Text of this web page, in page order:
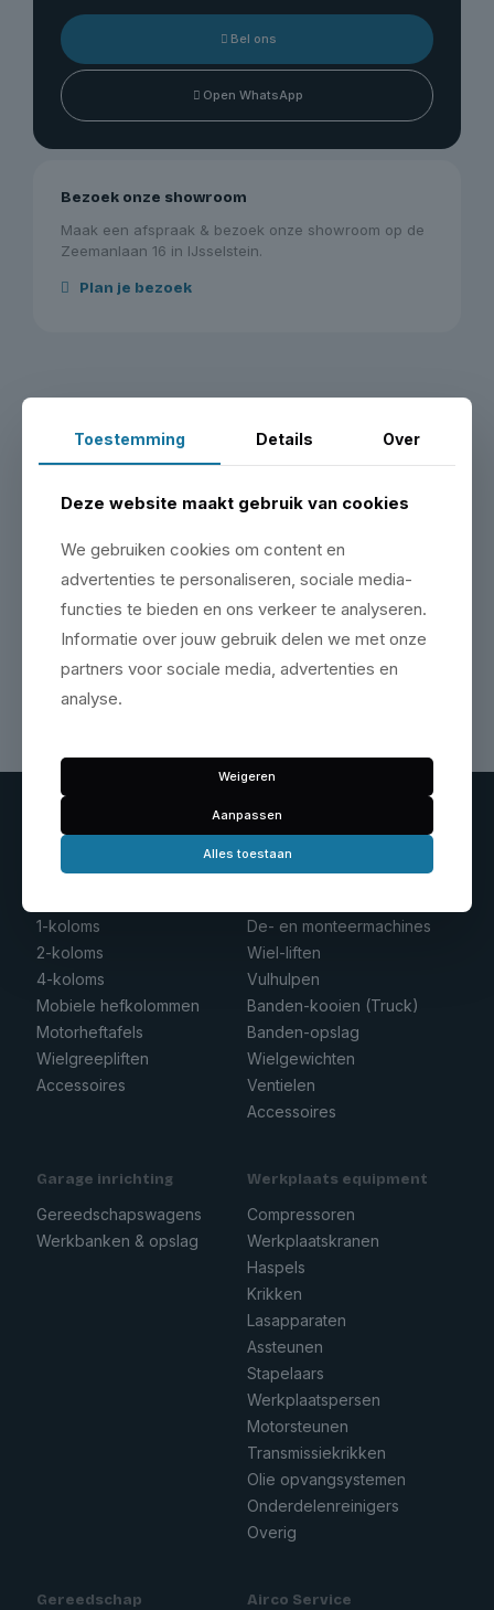
Bel ons
Open WhatsApp
Bezoek onze showroom
Maak een afspraak & bezoek onze showroom op de
Zeemanlaan 16 in IJsselstein.
Plan je bezoek
Geen producten gevonden die aan je
1-koloms
2-koloms
4-koloms
Mobiele hefkolommen
Motorheftafels
Wielgreepliften
Accessoires
De- en monteermachines
Wiel-liften
Vulhulpen
Banden-kooien (Truck)
Banden-opslag
Wielgewichten
Ventielen
Accessoires
Garage inrichting
Gereedschapswagens
Werkbanken & opslag
Werkplaats equipment
Compressoren
Werkplaatskranen
Haspels
Krikken
Lasapparaten
Assteunen
Stapelaars
Werkplaatspersen
Motorsteunen
Transmissiekrikken
Olie opvangsystemen
Onderdelenreinigers
Overig
Gereedschap Airco Service
Toestemming Details Over
Deze website maakt gebruik van cookies
We gebruiken cookies om content en
advertenties te personaliseren, sociale media-
functies te bieden en ons verkeer te analyseren.
Informatie over jouw gebruik delen we met onze
partners voor sociale media, advertenties en
analyse.
Weigeren
Aanpassen
Alles toestaan